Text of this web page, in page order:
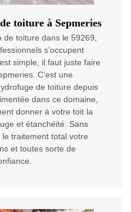
toiture à Sepmeries
toiture dans le 59269,
s’occupent
simple, il faut juste faire
C’est une
de toiture depuis
dans ce domaine,
donner à votre toit la
et étanchéité. Sans
traitement total votre
et toutes sorte de